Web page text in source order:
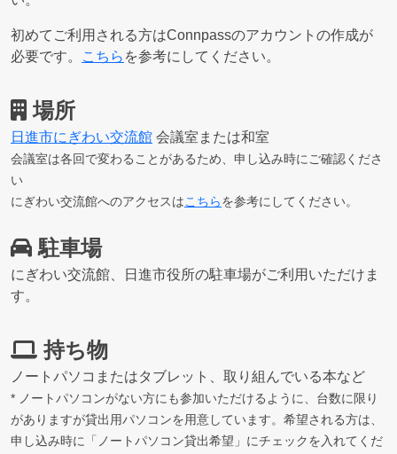
初めてご利用される方はConnpassのアカウントの作成が
必要です。
こちら を参考にしてください。
場所
日進市にぎわい交流館 会議室または和室
会議室は各回で変わることがあるため、申し込み時にご確認くださ
い
にぎわい交流館へのアクセスはこちらを参考にしてください。
駐車場
にぎわい交流館、日進市役所の駐車場がご利用いただけま
す。
持ち物
ノートパソコまたはタブレット、取り組んでいる本など
* ノートパソコンがない方にも参加いただけるように、台数に限り
がありますが貸出用パソコンを用意しています。希望される方は、
申し込み時に「ノートパソコン貸出希望」にチェックを入れてくだ